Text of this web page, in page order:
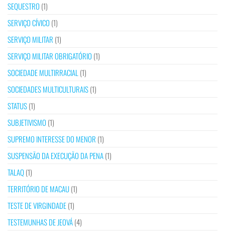
SEQUESTRO (1)
SERVIÇO CÍVICO (1)
SERVIÇO MILITAR (1)
SERVIÇO MILITAR OBRIGATÓRIO (1)
SOCIEDADE MULTIRRACIAL (1)
SOCIEDADES MULTICULTURAIS(1)
STATUS(1)
SUBJETIVISMO (1)
SUPREMO INTERESSE DO MENOR (1)
SUSPENSÃO DA EXECUÇÃO DA PENA(1)
TALAQ(1)
TERRITÓRIO DE MACAU(1)
TESTE DE VIRGINDADE(1)
TESTEMUNHAS DE JEOVÁ(4)